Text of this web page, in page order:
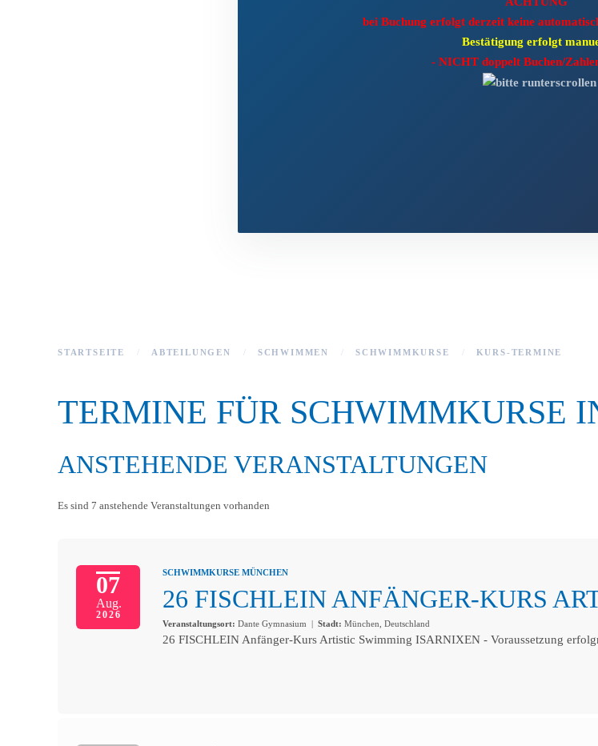
bei Buchung erfolgt derzeit keine
Bestätigung erfolgt
- NICHT doppelt Buchen/
STARTSEITE ABTEILUNGEN SCHWIMMEN SCHWIMMKURSE KURS-TERMINE
TERMINE FÜR SCHWIMMKURSE
ANSTEHENDE VERANSTALTUNGEN
Es sind 7 anstehende Veranstaltungen vorhanden
07
Aug.
2026
SCHWIMMKURSE MÜNCHEN
26 FISCHLEIN ANFÄNGER-KURS
Veranstaltungsort: Dante Gymnasium | Stadt: München, Deutschland
26 FISCHLEIN Anfänger-Kurs Artistic Swimming ISARNIXEN - Voraussetzung